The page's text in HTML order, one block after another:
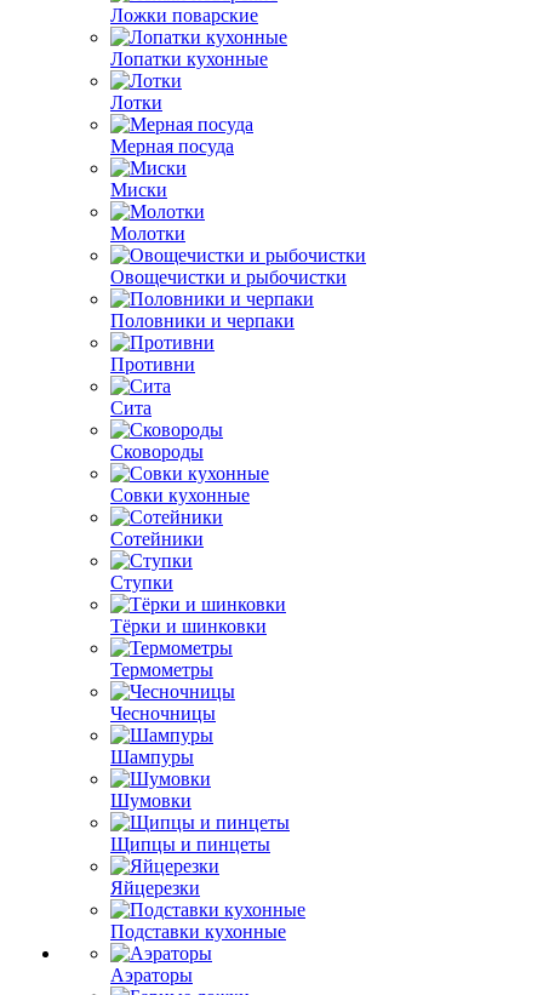
Ложки поварские
Лопатки кухонные
Лотки
Мерная посуда
Миски
Молотки
Овощечистки и рыбочистки
Половники и черпаки
Противни
Сита
Сковороды
Совки кухонные
Сотейники
Ступки
Тёрки и шинковки
Термометры
Чесночницы
Шампуры
Шумовки
Щипцы и пинцеты
Яйцерезки
Подставки кухонные
Аэраторы